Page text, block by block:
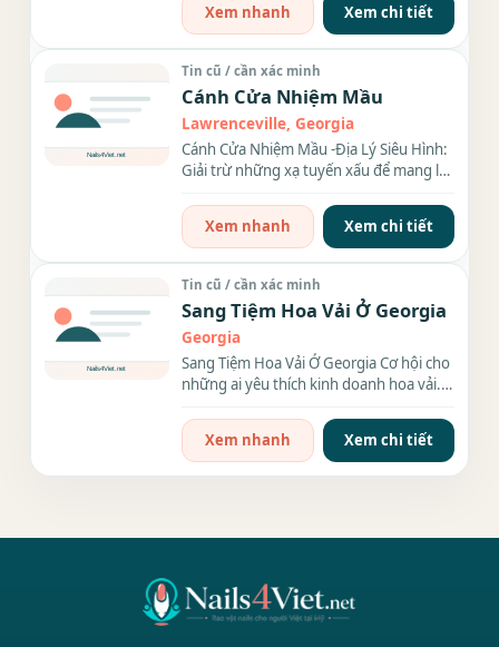
Xem nhanh
Xem chi tiết
Tin cũ / cần xác minh
Cánh Cửa Nhiệm Mầu
Lawrenceville, Georgia
Cánh Cửa Nhiệm Mầu -Địa Lý Siêu Hình:
Giải trừ những xạ tuyến xấu để mang lại
Xem nhanh
Xem chi tiết
Tin cũ / cần xác minh
Sang Tiệm Hoa Vải Ở Georgia
Georgia
Sang Tiệm Hoa Vải Ở Georgia Cơ hội cho
những ai yêu thích kinh doanh hoa vải.
Xem nhanh
Xem chi tiết